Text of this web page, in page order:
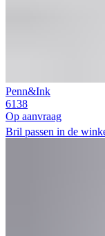
Penn&Ink
6138
Op aanvraag
Bril passen in de